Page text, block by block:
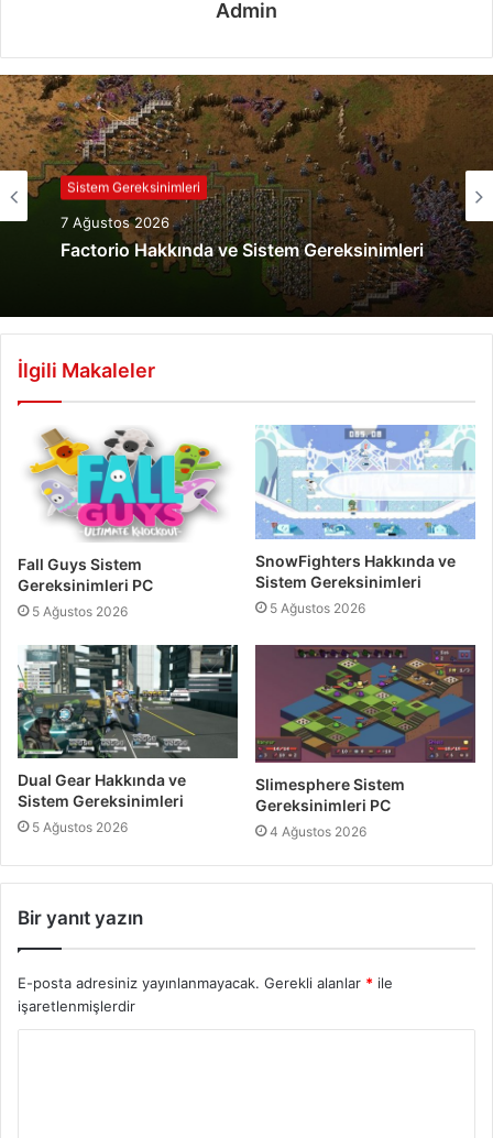
Admin
Sistem Gereksinimleri
7 Ağustos 2026
Factorio Hakkında ve Sistem Gereksinimleri
İlgili Makaleler
Fall Guys Sistem
Gereksinimleri PC
5 Ağustos 2026
SnowFighters Hakkında ve
Sistem Gereksinimleri
5 Ağustos 2026
Dual Gear Hakkında ve
Sistem Gereksinimleri
5 Ağustos 2026
Slimesphere Sistem
Gereksinimleri PC
4 Ağustos 2026
Bir yanıt yazın
E-posta adresiniz yayınlanmayacak. Gerekli alanlar * ile
işaretlenmişlerdir